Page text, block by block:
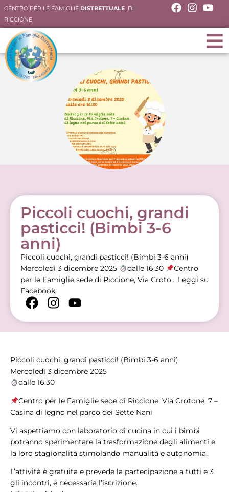
CENTRO PER LE FAMIGLIE DISTRETTUALE DI
RICCIONE
Piccoli cuochi, grandi
pasticci! (Bimbi 3-6
anni)
Piccoli cuochi, grandi pasticci! (Bimbi 3-6 anni)
Mercoledì 3 dicembre 2025
dalle 16.30
Centro
per le Famiglie sede di Riccione, Via Croto... Leggi su
Facebook
Piccoli cuochi, grandi pasticci! (Bimbi 3-6 anni)
Mercoledì 3 dicembre 2025
dalle 16.30
Centro per le Famiglie sede di Riccione, Via Crotone, 7 –
Casina di legno nel parco dei Sette Nani
Vi aspettiamo con laboratorio di cucina in cui i bimbi
potranno sperimentare la trasformazione degli alimenti e
la loro stagionalità stimolando manualità e autonomia.
L’attività è gratuita e prevede la partecipazione a tutti e 3
gli incontri, è necessaria l’iscrizione.